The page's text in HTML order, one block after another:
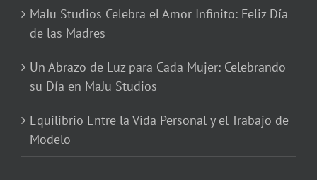
MaJu Studios Celebra el Amor Infinito: Feliz Día
de las Madres
Un Abrazo de Luz para Cada Mujer: Celebrando
su Día en MaJu Studios
Equilibrio Entre la Vida Personal y el Trabajo de
Modelo